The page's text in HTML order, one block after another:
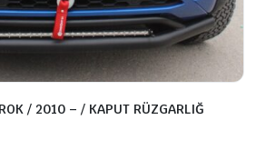
/ 2010 – / KAPUT RÜZGARLIĞ